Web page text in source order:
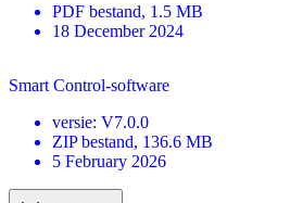
PDF bestand, 1.5 MB
18 December 2024
Smart Control-software
versie: V7.0.0
ZIP bestand, 136.6 MB
5 February 2026